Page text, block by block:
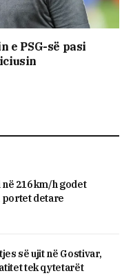
e PSG-së pasi
216 km/h godet
portet detare
së ujit në Gostivar,
tek qytetarët